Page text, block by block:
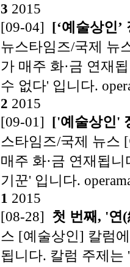
3 2015
[09-04] [‘예술상인
뉴스타임즈/국제 뉴
가 매주 화·금 연재
수 없다' 입니다.
2 2015
[09-01] ['예술상인'
스타임즈/국제 뉴스
매주 화·금 연재됩
기꾼' 입니다.
1 2015
[08-28] 첫 번째, '연
스 [예술상인] 칼럼
됩니다. 칼럼 주제